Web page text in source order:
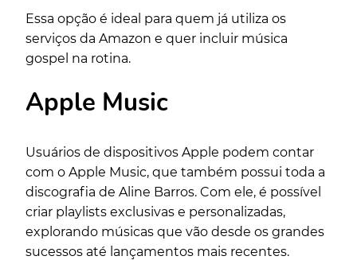
Essa opção é ideal para quem já utiliza os
serviços da Amazon e quer incluir música
gospel na rotina.
Apple Music
Usuários de dispositivos Apple podem contar
com o Apple Music, que também possui toda a
discografia de Aline Barros. Com ele, é possível
criar playlists exclusivas e personalizadas,
explorando músicas que vão desde os grandes
sucessos até lançamentos mais recentes.